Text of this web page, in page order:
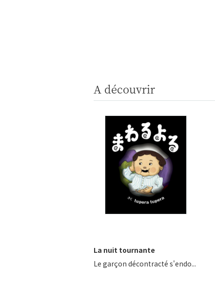
A découvrir
La nuit tournante
Le garçon décontracté s'endo...